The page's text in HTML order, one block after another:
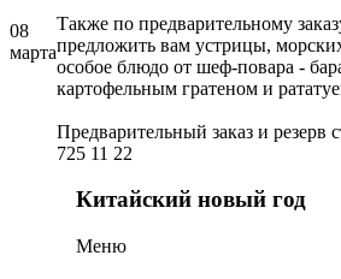
08
марта
Также по предварительному
предложить вам устрицы,
особое блюдо от шеф-повара -
картофельным гратеном и
Предварительный заказ и резерв
725 11 22
Китайский новый год
Меню